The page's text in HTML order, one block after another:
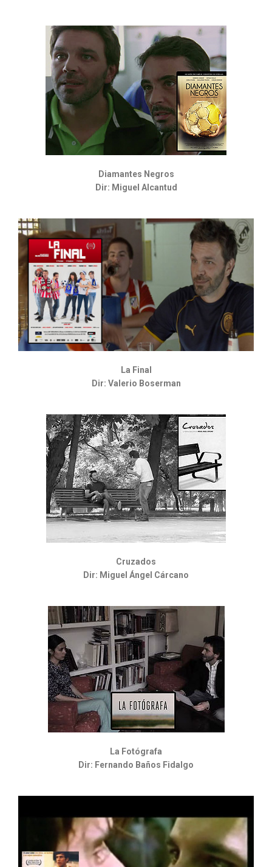
Diamantes Negros
Dir: Miguel Alcantud
La Final
Dir: Valerio Boserman
Cruzados
Dir: Miguel Ángel Cárcano
La Fotógrafa
Dir: Fernando Baños Fidalgo